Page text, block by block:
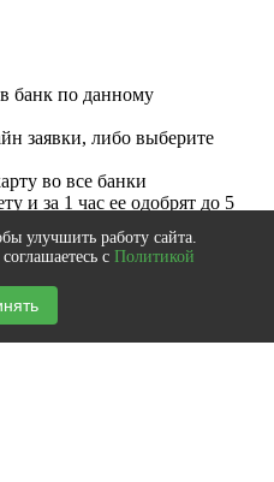
банк по данному
заявки, либо выберите
во все банки
и за 1 час ее одобрят до 5
ссылке:
улучшить работу сайта.
с Политикой